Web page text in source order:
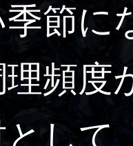
季節に
理頻度
して